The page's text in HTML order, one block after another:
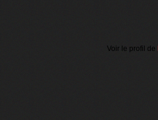
Voir le profil de